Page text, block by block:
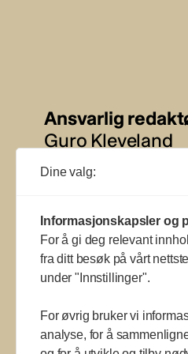
Ansvarlig
Guro Kleveland
Dine valg:
Informasjonskapsler og
For å gi deg relevant
fra ditt besøk på vårt
under "Innstillinger".
For øvrig bruker vi
analyse, for å